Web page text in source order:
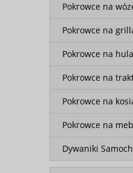
Pokrowce na
Pokrowce na
Pokrowce na
Pokrowce na
Pokrowce na
Pokrowce na
Dywaniki